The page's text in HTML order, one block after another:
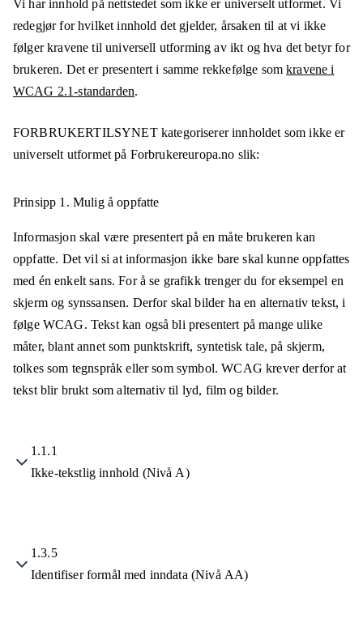
Vi har innhold på nettstedet som ikke er universelt utformet. Vi
redegjør for hvilket innhold det gjelder, årsaken til at vi ikke
følger kravene til universell utforming av ikt og hva det betyr for
brukeren. Det er presentert i samme rekkefølge somkravene i
WCAG 2.1-standarden.
FORBRUKERTILSYNETkategoriserer innholdet som ikke er
universelt utformet på Forbrukereuropa.no slik:
Prinsipp 1. Mulig å oppfatte
Informasjon skal være presentert på en måte brukeren kan
oppfatte. Det vil si at informasjon ikke bare skal kunne oppfattes
med én enkelt sans. For å se grafikk trenger du for eksempel en
skjerm og synssansen. Derfor skal bilder ha en alternativ tekst, i
følge WCAG. Tekst kan også bli presentert på mange ulike
måter, blant annet som punktskrift, syntetisk tale, på skjerm,
tolkes som tegnspråk eller som symbol. WCAG krever derfor at
tekst blir brukt som alternativ til lyd, film og bilder.
1.1.1
Ikke-tekstlig innhold (Nivå A)
1.3.5
Identifiser formål med inndata (Nivå AA)